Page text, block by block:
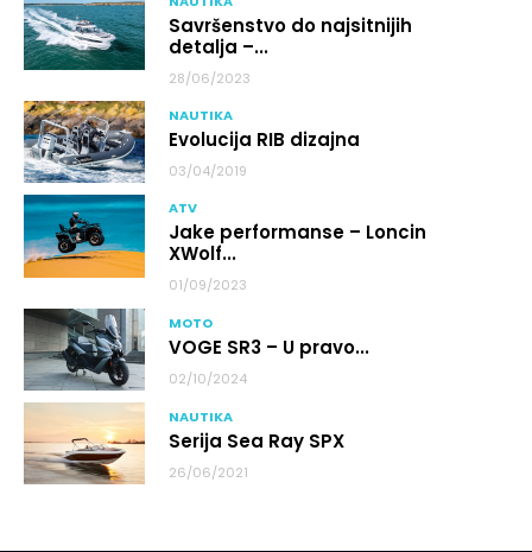
Savršenstvo do najsitnijih
detalja –...
28/06/2023
NAUTIKA
Evolucija RIB dizajna
03/04/2019
ATV
Jake performanse – Loncin
XWolf...
01/09/2023
MOTO
VOGE SR3 – U pravo...
02/10/2024
NAUTIKA
Serija Sea Ray SPX
26/06/2021